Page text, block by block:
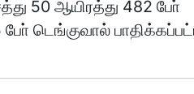
50 ஆயிரத்து 482 போ்
போ் டெங்குவால்